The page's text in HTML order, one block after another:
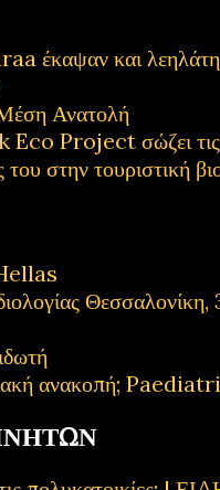
έκαψαν και
Ανατολή
Eco Project σώζει
στην τουριστική
ανακοπή;